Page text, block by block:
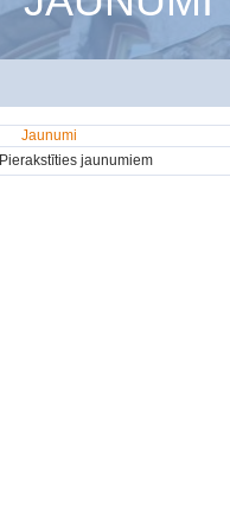
Jaunumi
Pierakstīties jaunumiem